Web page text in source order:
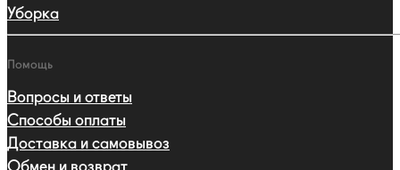
Уборка
Помощь
Вопросы и ответы
Способы оплаты
Доставка и самовывоз